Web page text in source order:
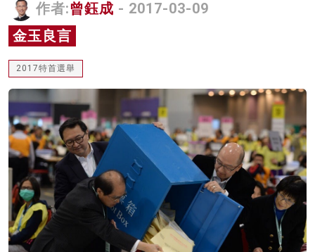
影片
關於我們
作者:曾鈺成 - 2017-03-09
金玉良言
2017特首選舉